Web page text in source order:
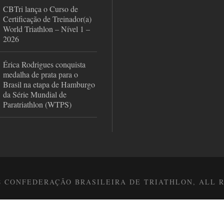
CBTri lança o Curso de
Certificação de Treinador(a)
World Triathlon – Nível 1 –
2026
Érica Rodrigues conquista
medalha de prata para o
Brasil na etapa de Hamburgo
da Série Mundial de
Paratriathlon (WTPS)
CONFEDERAÇÃO BRASILEIRA DE TRIATHLON, ALL